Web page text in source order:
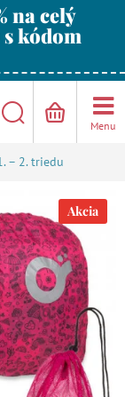
na celý
kódom
Menu
– 2. triedu
Akcia